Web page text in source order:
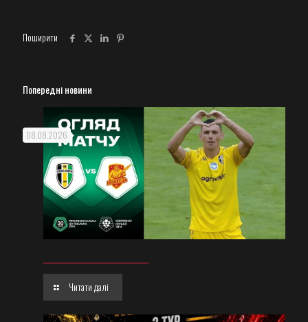
Поширити
Попередні новини
08.08.2026
Читати далі